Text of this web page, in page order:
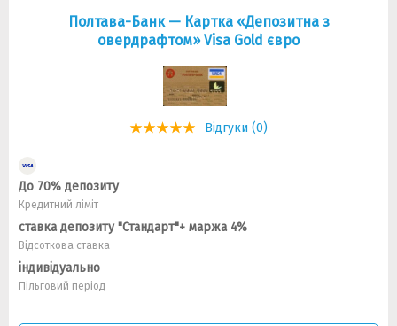
Полтава-Банк — Картка «Депозитна з
овердрафтом» Visa Gold євро
Відгуки (0)
До 70% депозиту
Кредитний ліміт
ставка депозиту "Стандарт"+ маржа 4%
Відсоткова ставка
індивідуально
Пільговий період